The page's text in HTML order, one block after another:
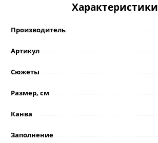
Характеристики
Производитель
Артикул
Сюжеты
Размер, см
Канва
Заполнение